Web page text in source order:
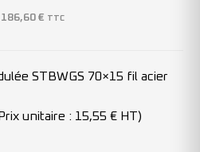
186,60 € TTC
STBWGS 70×15 fil acier
unitaire : 15,55 € HT)